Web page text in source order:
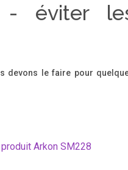
- éviter
devons le faire pour
Arkon SM228